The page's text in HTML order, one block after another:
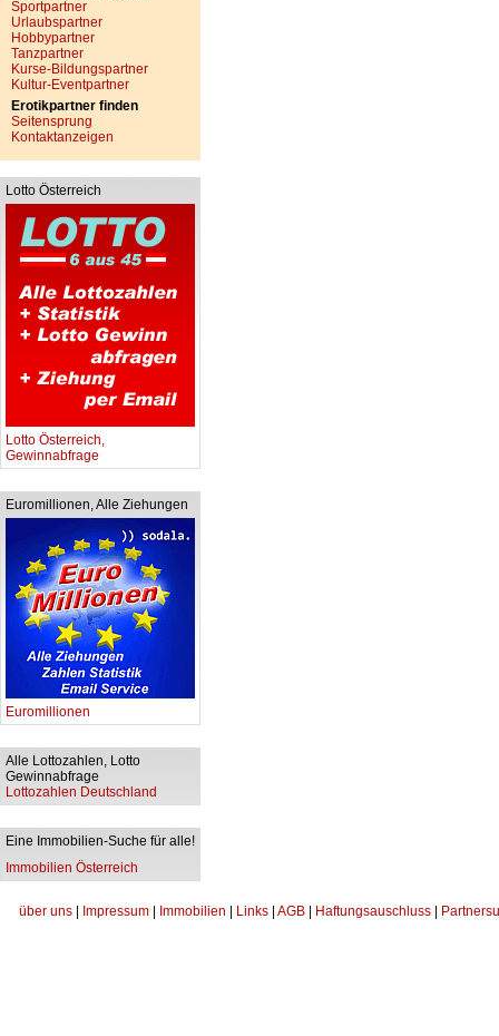
Sportpartner
Urlaubspartner
Hobbypartner
Tanzpartner
Kurse-Bildungspartner
Kultur-Eventpartner
Erotikpartner finden
Seitensprung
Kontaktanzeigen
Lotto Österreich
Lotto Österreich,
Gewinnabfrage
Euromillionen, Alle Ziehungen
Euromillionen
Alle Lottozahlen, Lotto
Gewinnabfrage
Lottozahlen Deutschland
Eine Immobilien-Suche für alle!
Immobilien Österreich
über uns Impressum Immobilien Links AGB Haftungsauschluss